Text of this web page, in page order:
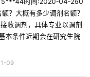
？大概有多少调剂名额？
收调剂，具体专业以调剂
本条件近期会在研究生院
09